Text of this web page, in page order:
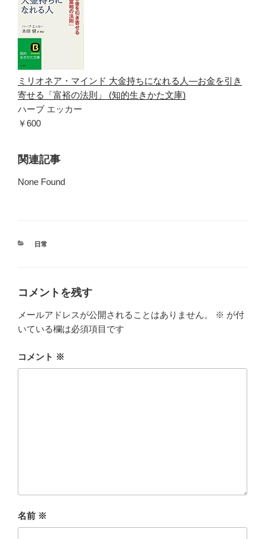
ミリオネア・マインド 大金持ちになれる人―お金を引き
寄せる「富裕の法則」 (知的生きかた文庫)
ハーブ エッカー
￥600
関連記事
None Found
カ
日常
コメントを残す
メールアドレスが公開されることはありません。 ※ が付
いている欄は必須項目です
コメント ※
名前 ※